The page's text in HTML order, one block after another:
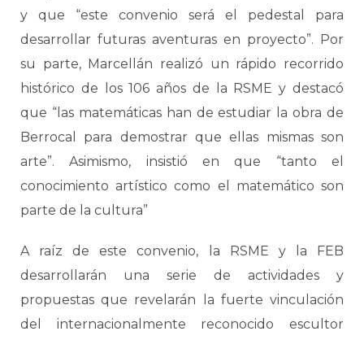
y que “este convenio será el pedestal para
desarrollar futuras aventuras en proyecto”. Por
su parte, Marcellán realizó un rápido recorrido
histórico de los 106 años de la RSME y destacó
que “las matemáticas han de estudiar la obra de
Berrocal para demostrar que ellas mismas son
arte”. Asimismo, insistió en que “tanto el
conocimiento artístico como el matemático son
parte de la cultura”
A raíz de este convenio, la RSME y la FEB
desarrollarán una serie de actividades y
propuestas que revelarán la fuerte vinculación
del internacionalmente reconocido escultor